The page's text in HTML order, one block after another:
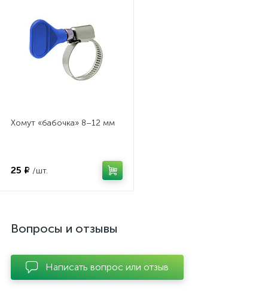
Хомут «бабочка» 8–12 мм
25 ₽ /шт.
Вопросы и отзывы
Написать вопрос или отзыв